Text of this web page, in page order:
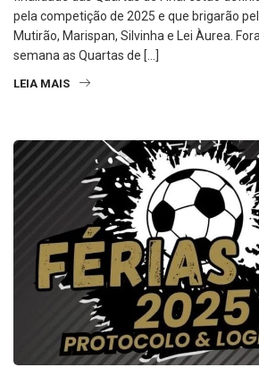
finalidade das Quartas de Final estão
pela competição de 2025 e que brigarão
Mutirão, Marispan, Silvinha e Lei Àurea.
semana as Quartas de […]
LEIA MAIS